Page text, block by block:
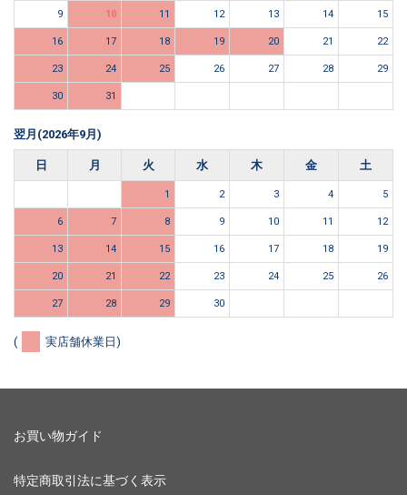
9
10 11 12 13 14
15
16
17 18 19 20 21
22
23
24 25 26 27 28
29
30
31
翌月(2026年9月)
日
月 火 水 木 金 土
1 2 3 4
5
6
7 8 9 10 11
12
13
14 15 16 17 18
19
20
21 22 23 24 25
26
27
28 29 30
( 実店舗休業日)
お買い物ガイド
特定商取引法に基づく表示